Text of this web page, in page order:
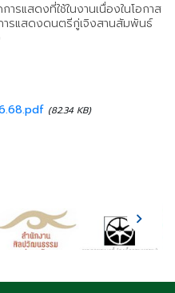
แสดงที่ใช้ในงานเนื่องในโอกาส
รแสดงดนตรีกู่เจิงสานสัมพันธ์
(82.34 KB)